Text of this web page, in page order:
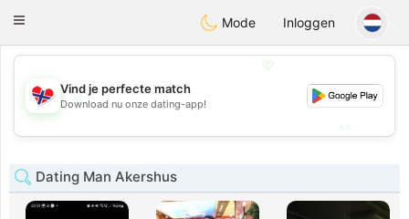
EkteNordmenn
Toggle
Mode Inloggen
💖
💕
Vind je perfecte match
Download nu onze dating-app!
Dating Man Akershus